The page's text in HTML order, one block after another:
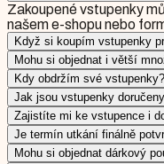
Zakoupené vstupenky
našem e-shopu nebo
Když si koupím vstupenky
Mohu si objednat i větší
Kdy obdržím své vstupenky?
Jak jsou vstupenky
Zajistíte mi ke vstupence i
Je termín utkání finálně
Mohu si objednat dárkový